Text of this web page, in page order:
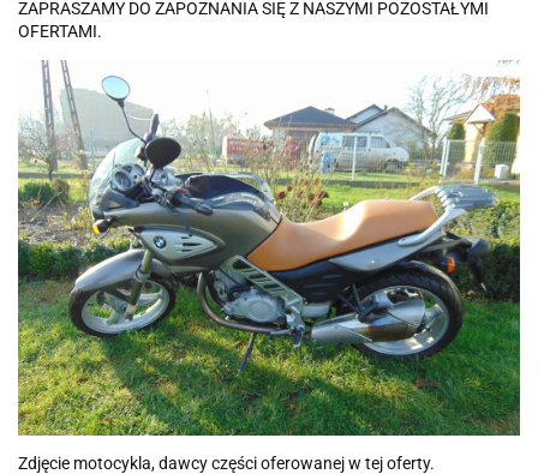
ZAPRASZAMY DO ZAPOZNANIA SIĘ Z NASZYMI POZOSTAŁYMI
OFERTAMI.
Zdjęcie motocykla, dawcy części oferowanej w tej oferty.